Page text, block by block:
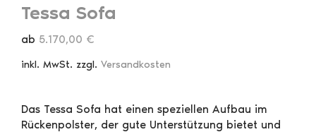
Tessa Sofa
ab 5.170,00 €
inkl. MwSt. zzgl. Versandkosten
Das Tessa Sofa hat einen speziellen Aufbau im
Rückenpolster, der gute Unterstützung bietet und